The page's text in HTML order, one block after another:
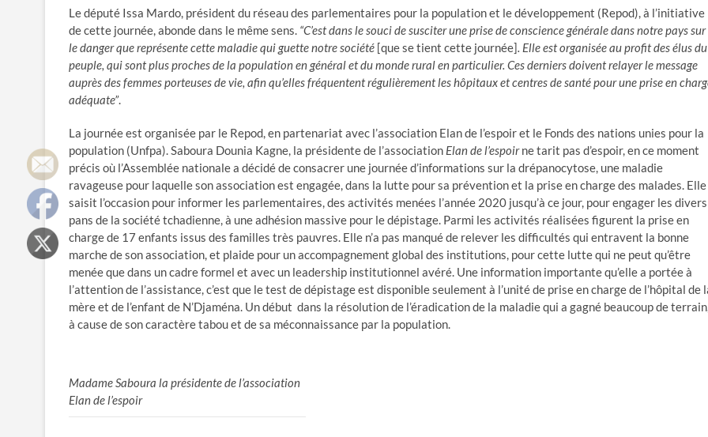
Le député Issa Mardo, président du réseau des parlementaires pour la population et le développement (Repod), à l’initiative
de cette journée, abonde dans le même sens. “C’est dans le souci de susciter une prise de conscience générale dans notre pays sur
le danger que représente cette maladie qui guette notre société [que se tient cette journée]. Elle est organisée au profit des élus du
peuple, qui sont plus proches de la population en général et du monde rural en particulier. Ces derniers doivent relayer le message
auprès des femmes porteuses de vie, afin qu’elles fréquentent régulièrement les hôpitaux et centres de santé pour une prise en
adéquate”.
La journée est organisée par le Repod, en partenariat avec l’association Elan de l’espoir et le Fonds des nations unies pour la
population (Unfpa). Saboura Dounia Kagne, la présidente de l’association Elan de l’espoirne tarit pas d’espoir, en ce moment
précis où l’Assemblée nationale a décidé de consacrer une journée d’informations sur la drépanocytose, une maladie
ravageuse pour laquelle son association est engagée, dans la lutte pour sa prévention et la prise en charge des malades. Elle
saisit l’occasion pour informer les parlementaires, des activités menées l’année 2020 jusqu’à ce jour, pour engager les divers
pans de la société tchadienne, à une adhésion massive pour le dépistage. Parmi les activités réalisées figurent la prise en
charge de 17 enfants issus des familles très pauvres. Elle n’a pas manqué de relever les difficultés qui entravent la bonne
marche de son association, et plaide pour un accompagnement global des institutions, pour cette lutte qui ne peut qu’être
menée que dans un cadre formel et avec un leadership institutionnel avéré. Une information importante qu’elle a portée à
l’attention de l’assistance, c’est que le test de dépistage est disponible seulement à l’unité de prise en charge de l’hôpital de
mère et de l’enfant de N’Djaména. Un début dans la résolution de l’éradication de la maladie qui a gagné beaucoup de
à cause de son caractère tabou et de sa méconnaissance par la population.
Madame Saboura la présidente de l’association
Elan de l’espoir